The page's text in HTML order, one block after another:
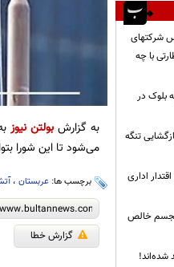
به گزارشبولتن نیوز
می‌شود تا این شورا
برچسب ها: عربستان،
گزارش خطا
شرکتهای
با چه
بلوک در
تنگه
اداری
خالص
شده‌اند!